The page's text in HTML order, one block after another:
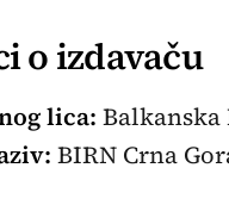
o izdavaču
lica: Balkanska
BIRN Crna